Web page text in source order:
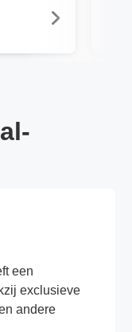
een
exclusieve
andere